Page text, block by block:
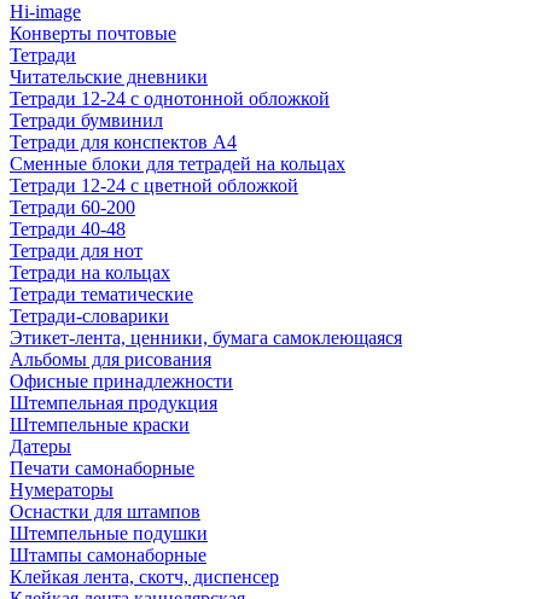
Hi-image
Конверты почтовые
Тетради
Читательские дневники
Тетради 12-24 с однотонной обложкой
Тетради бумвинил
Тетради для конспектов А4
Сменные блоки для тетрадей на кольцах
Тетради 12-24 с цветной обложкой
Тетради 60-200
Тетради 40-48
Тетради для нот
Тетради на кольцах
Тетради тематические
Тетради-словарики
Этикет-лента, ценники, бумага самоклеющаяся
Альбомы для рисования
Офисные принадлежности
Штемпельная продукция
Штемпельные краски
Датеры
Печати самонаборные
Нумераторы
Оснастки для штампов
Штемпельные подушки
Штампы самонаборные
Клейкая лента, скотч, диспенсер